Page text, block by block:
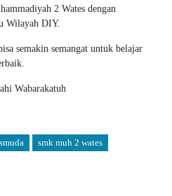
2 Wates dengan
Wilayah DIY.
semakin semangat untuk belajar
Wabarakatuh
smk muh 2 wates